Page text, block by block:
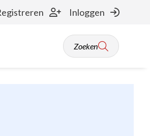
Inloggen
navigatie items
Zoeken